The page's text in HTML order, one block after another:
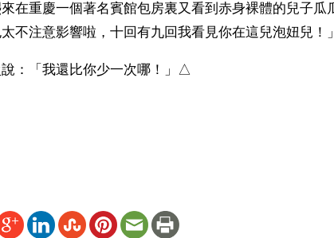
來在重慶一個著名賓館包房裏又看到赤身裸體的兒子瓜
不注意影響啦，十回有九回我看見你在這兒泡妞兒！」
：「我還比你少一次哪！」△